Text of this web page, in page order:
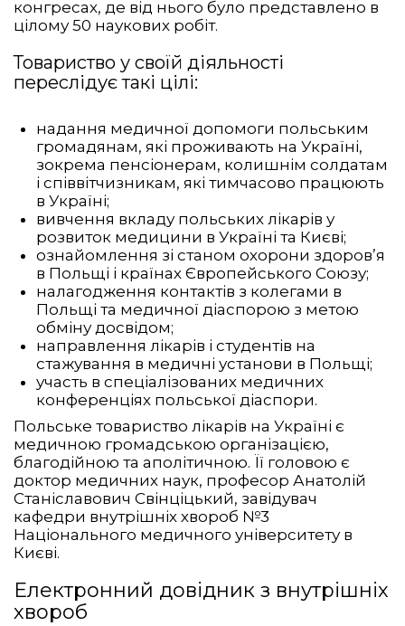
конгресах, де від нього було представлено в
цілому 50 наукових робіт.
Товариство у своїй діяльності
переслідує такі цілі:
надання медичної допомоги польським
громадянам, які проживають на Україні,
зокрема пенсіонерам, колишнім солдатам
і співвітчизникам, які тимчасово працюють
в Україні;
вивчення вкладу польських лікарів у
розвиток медицини в Україні та Києві;
ознайомлення зі станом охорони здоров’я
в Польщі і країнах Європейського Союзу;
налагодження контактів з колегами в
Польщі та медичної діаспорою з метою
обміну досвідом;
направлення лікарів і студентів на
стажування в медичні установи в Польщі;
участь в спеціалізованих медичних
конференціях польської діаспори.
Польське товариство лікарів на Україні є
медичною громадською організацією,
благодійною та аполітичною. Її головою є
доктор медичних наук, професор Анатолій
Станіславович Свінціцький, завідувач
кафедри внутрішніх хвороб №3
Національного медичного університету в
Києві.
Електронний довідник з внутрішніх
хвороб